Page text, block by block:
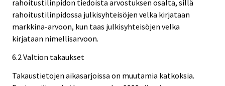
rahoitustilinpidon tiedoista arvostuksen osalta, sillä
rahoitustilinpidossa julkisyhteisöjen velka kirjataan
markkina-arvoon, kun taas julkisyhteisöjen velka
kirjataan nimellisarvoon.
6.2 Valtion takaukset
Takaustietojen aikasarjoissa on muutamia katkoksia.